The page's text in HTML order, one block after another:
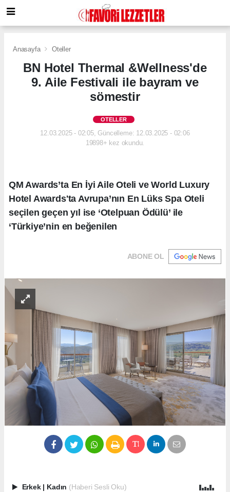
Anasayfa Oteller
BN Hotel Thermal &Wellness'de
9. Aile Festivali ile bayram ve
sömestir
OTELLER
12.03.2025 - 02:05, Güncelleme: 12.03.2025 - 02:06
19898+ kez okundu.
QM Awards’ta En İyi Aile Oteli ve World Luxury
Hotel Awards'ta Avrupa’nın En Lüks Spa Oteli
seçilen geçen yıl ise ‘Otelpuan Ödülü’ ile
‘Türkiye’nin en beğenilen
ABONE OL
Erkek Kadın (Haberi Sesli Oku)